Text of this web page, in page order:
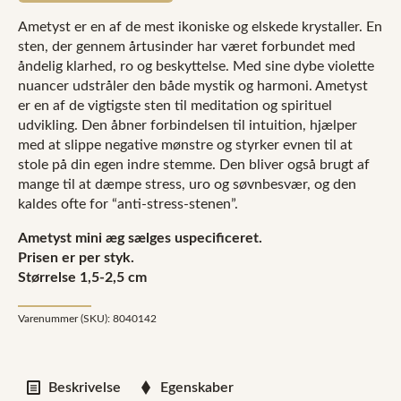
Ametyst er en af de mest ikoniske og elskede krystaller. En
sten, der gennem årtusinder har været forbundet med
åndelig klarhed, ro og beskyttelse. Med sine dybe violette
nuancer udstråler den både mystik og harmoni. Ametyst
er en af de vigtigste sten til meditation og spirituel
udvikling. Den åbner forbindelsen til intuition, hjælper
med at slippe negative mønstre og styrker evnen til at
stole på din egen indre stemme. Den bliver også brugt af
mange til at dæmpe stress, uro og søvnbesvær, og den
kaldes ofte for “anti-stress-stenen”.
Ametyst mini æg sælges uspecificeret.
Prisen er per styk.
Størrelse 1,5-2,5 cm
Varenummer (SKU): 8040142
Beskrivelse Egenskaber